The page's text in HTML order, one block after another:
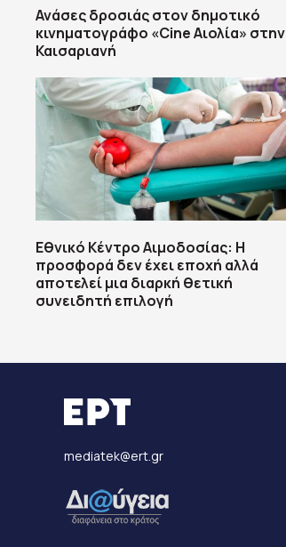
Ανάσες δροσιάς στον δημοτικό
κινηματογράφο «Cine Αιολία» στην
Καισαριανή
Εθνικό Κέντρο Αιμοδοσίας: H
προσφορά δεν έχει εποχή αλλά
αποτελεί μια διαρκή θετική
συνειδητή επιλογή
mediatek@ert.gr